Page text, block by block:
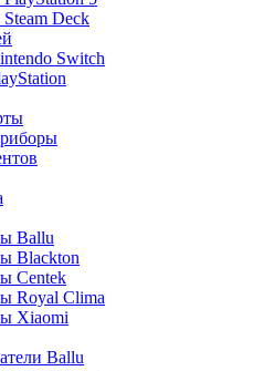
Deck
Switch
Ballu
Blackton
Centek
Royal Clima
Xiaomi
Ballu